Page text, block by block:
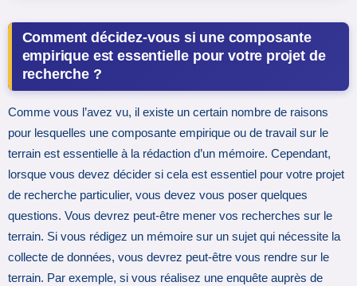
Comment décidez-vous si une composante
empirique est essentielle pour votre projet de
recherche ?
Comme vous l’avez vu, il existe un certain nombre de raisons
pour lesquelles une composante empirique ou de travail sur le
terrain est essentielle à la rédaction d’un mémoire. Cependant,
lorsque vous devez décider si cela est essentiel pour votre projet
de recherche particulier, vous devez vous poser quelques
questions. Vous devrez peut-être mener vos recherches sur le
terrain. Si vous rédigez un mémoire sur un sujet qui nécessite la
collecte de données, vous devrez peut-être vous rendre sur le
terrain. Par exemple, si vous réalisez une enquête auprès de